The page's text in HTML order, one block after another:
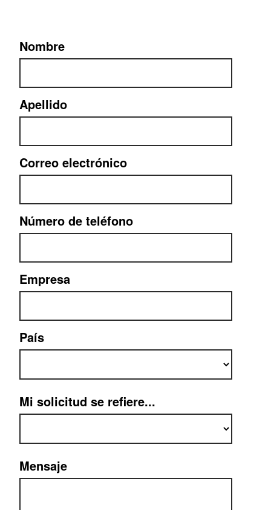
Nombre
Apellido
Correo electrónico
Número de teléfono
Empresa
País
Mi solicitud se refiere...
Mensaje